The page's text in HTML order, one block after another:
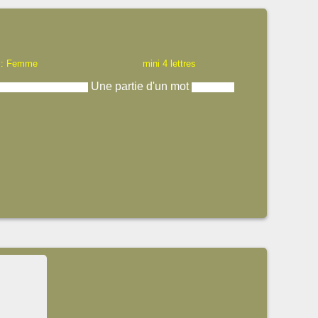
Femme mini 4 lettres
Une partie d'un mot